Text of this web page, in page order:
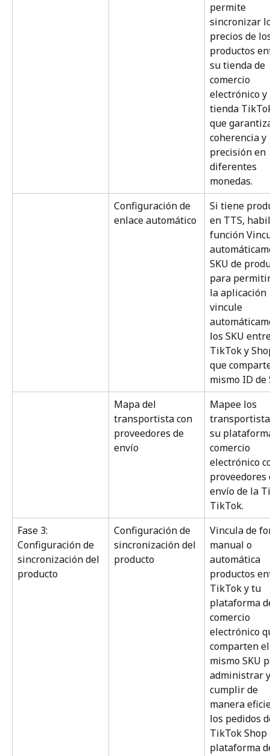
permite
sincronizar
precios de
productos
su tienda de
comercio
electrónico
tienda
que
coherencia y
precisión en
diferentes
monedas.
Configuración de
enlace automático
Si tiene
en TTS,
función
SKU de
para
la aplicación
vincule
los SKU
TikTok y
que
mismo ID de
Mapa del
transportista con
proveedores de
envío
Mapee los
su
comercio
electrónico
envío de la
TikTok.
Fase 3:
Configuración de
sincronización del
producto
Configuración de
sincronización del
producto
Vincula de
manual o
automática
productos
TikTok y tu
plataforma
comercio
electrónico
comparten
mismo SKU
administrar
cumplir de
manera
los pedidos
TikTok
plataforma